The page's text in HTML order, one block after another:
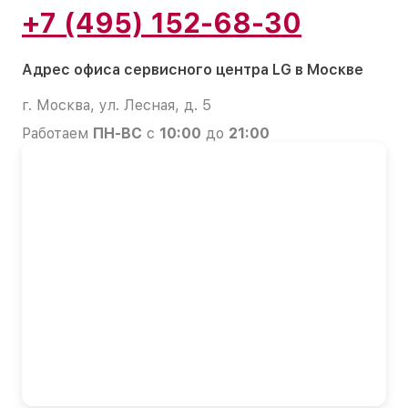
+7 (495) 152-68-30
Адрес офиса сервисного центра LG в Москве
г. Москва, ул. Лесная, д. 5
Работаем ПН-ВС с 10:00 до 21:00